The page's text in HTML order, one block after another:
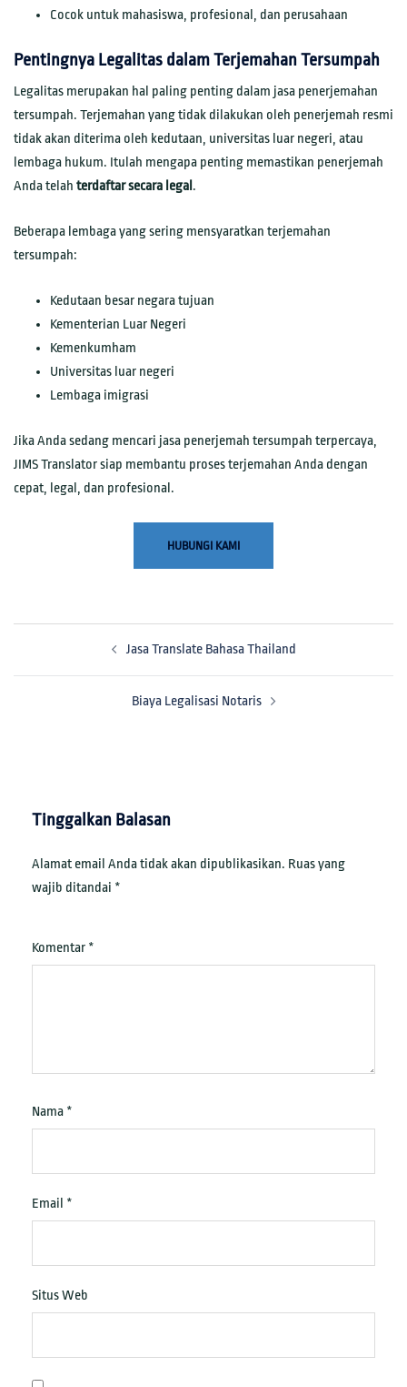
Cocok untuk mahasiswa, profesional, dan perusahaan
Pentingnya Legalitas dalam Terjemahan Tersumpah
Legalitas merupakan hal paling penting dalam jasa penerjemahan
tersumpah. Terjemahan yang tidak dilakukan oleh penerjemah resmi
tidak akan diterima oleh kedutaan, universitas luar negeri, atau
lembaga hukum. Itulah mengapa penting memastikan penerjemah
Anda telah terdaftar secara legal .
Beberapa lembaga yang sering mensyaratkan terjemahan
tersumpah:
Kedutaan besar negara tujuan
Kementerian Luar Negeri
Kemenkumham
Universitas luar negeri
Lembaga imigrasi
Jika Anda sedang mencari jasa penerjemah tersumpah terpercaya,
JIMS Translator siap membantu proses terjemahan Anda dengan
cepat, legal, dan profesional.
HUBUNGI KAMI
Jasa Translate Bahasa Thailand
Biaya Legalisasi Notaris
Tinggalkan Balasan
Alamat email Anda tidak akan dipublikasikan. Ruas yang
wajib ditandai *
Komentar *
Nama *
Email *
Situs Web